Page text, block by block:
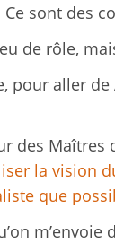
sont des
de rôle,
pour aller de
des Maîtres
la vision
que